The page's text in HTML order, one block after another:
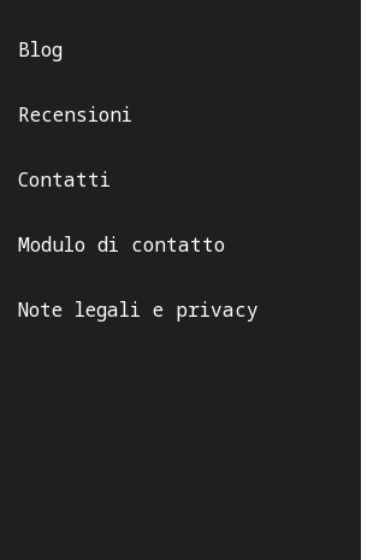
Blog
Recensioni
Contatti
Modulo di contatto
Note legali e privacy